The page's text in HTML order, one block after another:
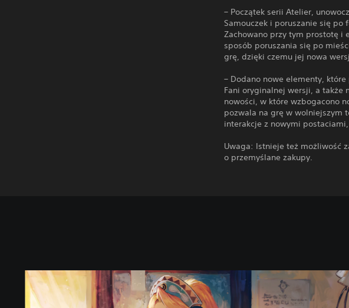
– Początek serii Atelier,
Samouczek i poruszanie się po
Zachowano przy tym prostotę i
sposób poruszania się po
grę, dzięki czemu jej nowa
– Dodano nowe elementy,
Fani oryginalnej wersji, a także
nowości, w które wzbogacono
pozwala na grę w wolniejszym
interakcje z nowymi
Uwaga: Istnieje też możliwość
o przemyślane zakupy.
S
a